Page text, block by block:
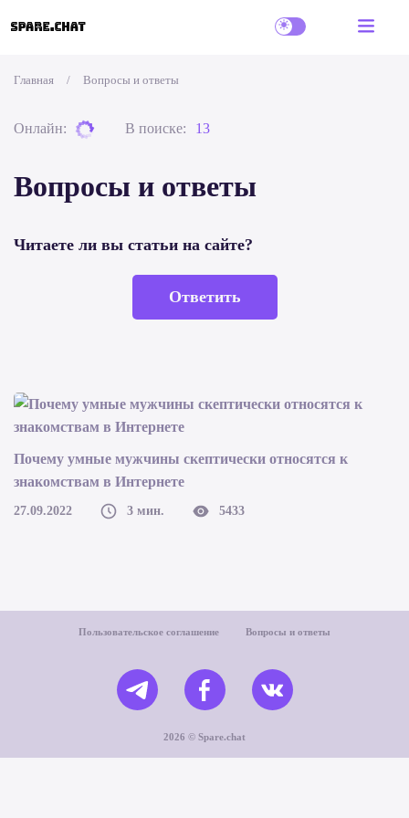
Главная / Вопросы и ответы
Онлайн: В поиске: 13
Вопросы и ответы
Читаете ли вы статьи на сайте?
Ответить
Почему умные мужчины скептически относятся к
знакомствам в Интернете
27.09.2022 3 мин. 5433
Пользовательское соглашение Вопросы и ответы
2026 © Spare.chat